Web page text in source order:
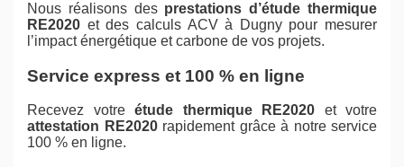
Nous réalisons des prestations d’étude thermique
RE2020 et des calculs ACV à Dugny pour mesurer
l’impact énergétique et carbone de vos projets.
Service express et 100 % en ligne
Recevez votre étude thermique RE2020 et votre
attestation RE2020rapidement grâce à notre service
100 % en ligne.